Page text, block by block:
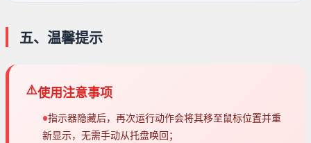
五、温馨提示
⚠️使用注意事项
•指示器隐藏后，再次运行动作会将其移至鼠标位置并重
新显示，无需手动从托盘唤回；